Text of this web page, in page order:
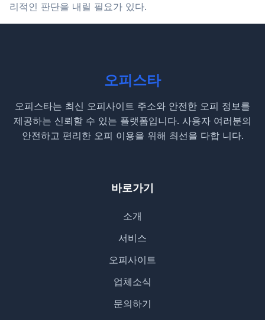
리적인 판단을 내릴 필요가 있다.
오피스타
오피스타는 최신 오피사이트 주소와 안전한 오피 정보를
제공하는 신뢰할 수 있는 플랫폼입니다. 사용자 여러분의
안전하고 편리한 오피 이용을 위해 최선을 다합 니다.
바로가기
소개
서비스
오피사이트
업체소식
문의하기